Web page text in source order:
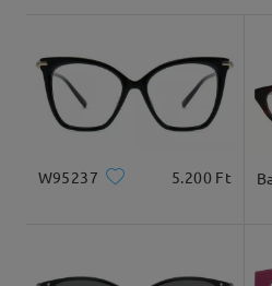
Arcforma:
Kiszállítva
W95237 5.200 Ft